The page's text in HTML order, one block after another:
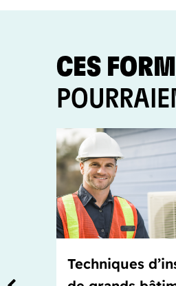
CES
Techniques